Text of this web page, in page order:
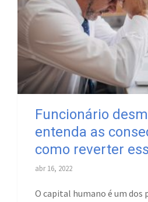
Funcionário
entenda as
como reverter
abr 16, 2022
O capital humano é um dos